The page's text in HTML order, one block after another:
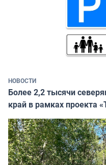
НОВОСТИ
Более 2,2 тысячи
край в рамках проекта